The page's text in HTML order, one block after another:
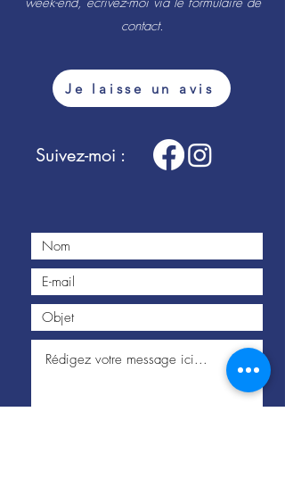
contact.
Je laisse un avis
Suivez-moi :